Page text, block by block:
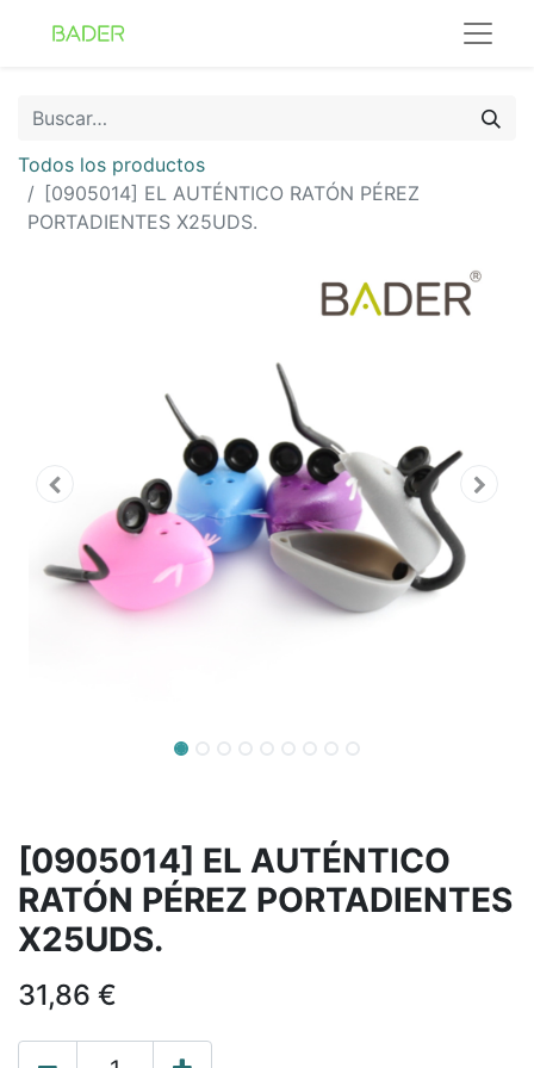
Todos los productos
[0905014] EL AUTÉNTICO RATÓN PÉREZ
PORTADIENTES X25UDS.
[0905014] EL AUTÉNTICO
RATÓN PÉREZ PORTADIENTES
X25UDS.
31,86 €